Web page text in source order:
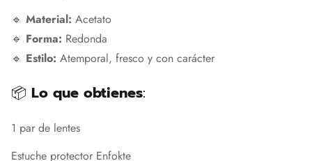
🔹 Material: Acetato
🔹 Forma: Redonda
🔹 Estilo: Atemporal, fresco y con carácter
📦 Lo que obtienes:
1 par de lentes
Estuche protector Enfokte